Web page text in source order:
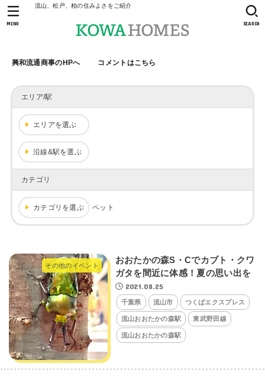
流山、松戸、柏の住みよさをご紹介
興和流通商事のHPへ コメントはこちら
SEARCH
MENU
エリア/駅
エリアを選ぶ
沿線&駅を選ぶ
カテゴリ
カテゴリを選ぶ ペット
その他のイベント
おおたかの森S・Cでカブト・クワ
ガタを間近に体感！夏の思い出を
2021.08.25
千葉県 流山市 つくばエクスプレス
流山おおたかの森駅 東武野田線
流山おおたかの森駅